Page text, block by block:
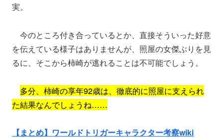
実。
今のところ付き合っているとか、直接そういった好意
を伝えている様子はありませんが、照屋の女傑ぶりを見
るに、そこから柿崎が逃れることは不可能でしょう。
多分、柿崎の享年92歳は、徹底的に照屋に支えられ
た結果なんでしょうね……
【まとめ】ワールドトリガーキャラクター考察wiki